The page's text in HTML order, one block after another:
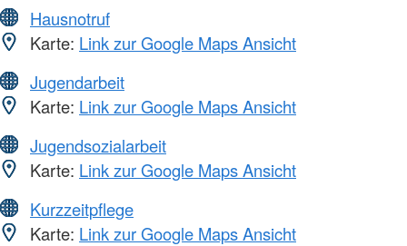
Hausnotruf
Karte: Link zur Google Maps Ansicht
Jugendarbeit
Karte: Link zur Google Maps Ansicht
Jugendsozialarbeit
Karte: Link zur Google Maps Ansicht
Kurzzeitpflege
Karte: Link zur Google Maps Ansicht